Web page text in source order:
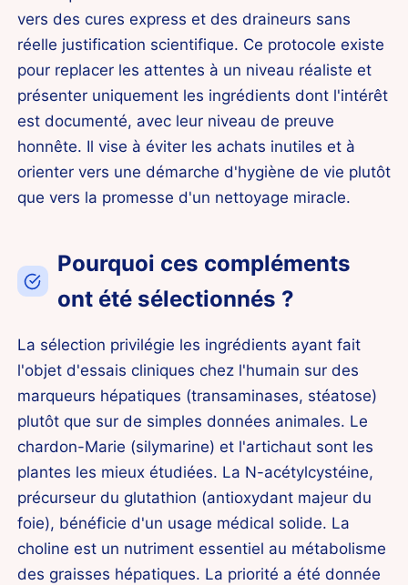
vers des cures express et des draineurs sans
réelle justification scientifique. Ce protocole existe
pour replacer les attentes à un niveau réaliste et
présenter uniquement les ingrédients dont l'intérêt
est documenté, avec leur niveau de preuve
honnête. Il vise à éviter les achats inutiles et à
orienter vers une démarche d'hygiène de vie plutôt
que vers la promesse d'un nettoyage miracle.
Pourquoi ces compléments
ont été sélectionnés ?
La sélection privilégie les ingrédients ayant fait
l'objet d'essais cliniques chez l'humain sur des
marqueurs hépatiques (transaminases, stéatose)
plutôt que sur de simples données animales. Le
chardon-Marie (silymarine) et l'artichaut sont les
plantes les mieux étudiées. La N-acétylcystéine,
précurseur du glutathion (antioxydant majeur du
foie), bénéficie d'un usage médical solide. La
choline est un nutriment essentiel au métabolisme
des graisses hépatiques. La priorité a été donnée